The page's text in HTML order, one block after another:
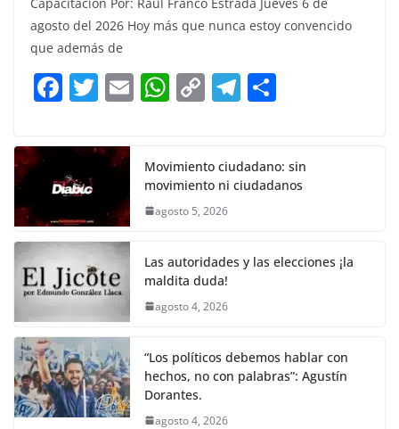
c
e
b
o
k
itt
er
ai at
A
p
p
Li
n
e
a
m
ar
e
agosto del 2026 Hoy más que nunca estoy convencido
que además de
F
c
e
b
o
o
k
T
itt
er
E W
s
A
p
C
y
Li
k
T
gr
a
e
Movimiento ciudadano: sin
movimiento ni ciudadanos
agosto 5, 2026
Las autoridades y las elecciones ¡la
maldita duda!
agosto 4, 2026
“Los políticos debemos hablar con
hechos, no con palabras”: Agustín
Dorantes.
agosto 4, 2026